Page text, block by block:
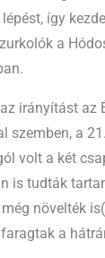
így
a
irányítást az
szemben, a
volt a két
is tudták
növelték
a